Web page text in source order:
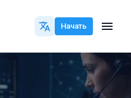
Начать